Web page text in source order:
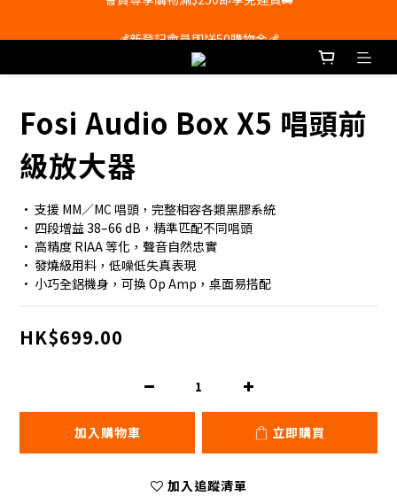
會員尊享購物滿$250即享免運費🚚
Fosi Audio Box X5 唱頭前
級放大器
• 支援 MM／MC 唱頭，完整相容各類黑膠系統
• 四段增益 38–66 dB，精準匹配不同唱頭
• 高精度 RIAA 等化，聲音自然忠實
• 發燒級用料，低噪低失真表現
• 小巧全鋁機身，可換 Op Amp，桌面易搭配
HK$699.00
加入購物車 立即購買
加入追蹤清單